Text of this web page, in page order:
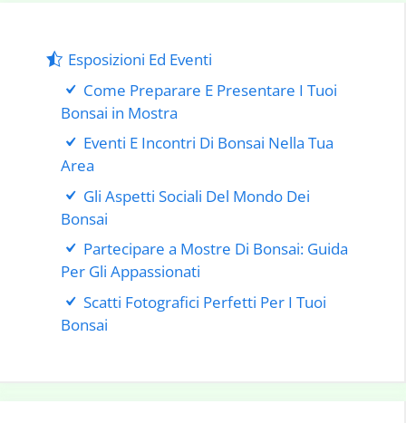
Esposizioni Ed Eventi
Come Preparare E Presentare I Tuoi
Bonsai in Mostra
Eventi E Incontri Di Bonsai Nella Tua
Area
Gli Aspetti Sociali Del Mondo Dei
Bonsai
Partecipare a Mostre Di Bonsai: Guida
Per Gli Appassionati
Scatti Fotografici Perfetti Per I Tuoi
Bonsai